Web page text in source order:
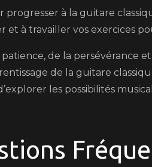
progresser à la guitare
et à travailler vos exercices
patience, de la persévérance
de la guitare
les possibilités